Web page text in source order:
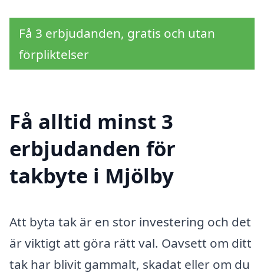
Få 3 erbjudanden, gratis och utan
förpliktelser
Få alltid minst 3
erbjudanden för
takbyte i Mjölby
Att byta tak är en stor investering och det
är viktigt att göra rätt val. Oavsett om ditt
tak har blivit gammalt, skadat eller om du